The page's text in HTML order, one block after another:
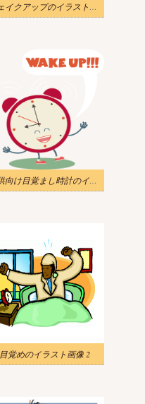
ウェイクアップのイラスト写真
子供向け目覚まし時計のイラスト
目覚めのイラスト画像 2